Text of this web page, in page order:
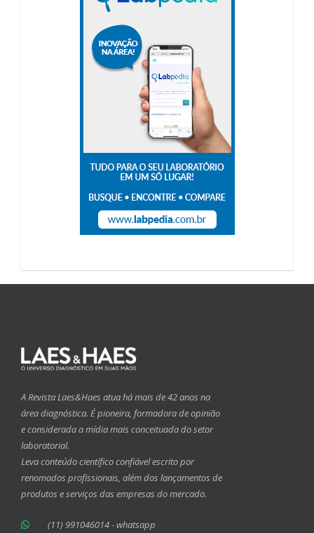
A Revista Laes&Haes atua há mais de 42 anos na
área diagnóstica. É pioneira, formadora de opinião
e considerada a mídia mais conceituada do setor
laboratorial.
Leva conteúdo científico confiável escrito por
renomados profissionais, além dos lançamentos de
produtos e serviços das empresas do mercado.
(11) 991046014 - whatsapp